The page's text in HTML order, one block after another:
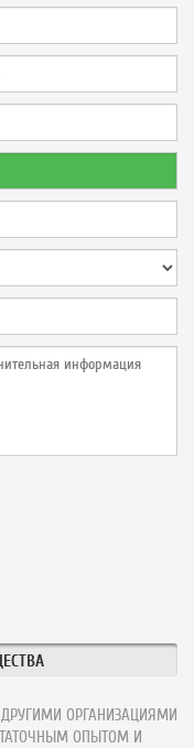
ОРГАНИЗАЦИЯМИ
ОПЫТОМ И